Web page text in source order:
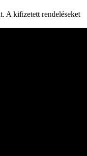
A kifizetett rendeléseket